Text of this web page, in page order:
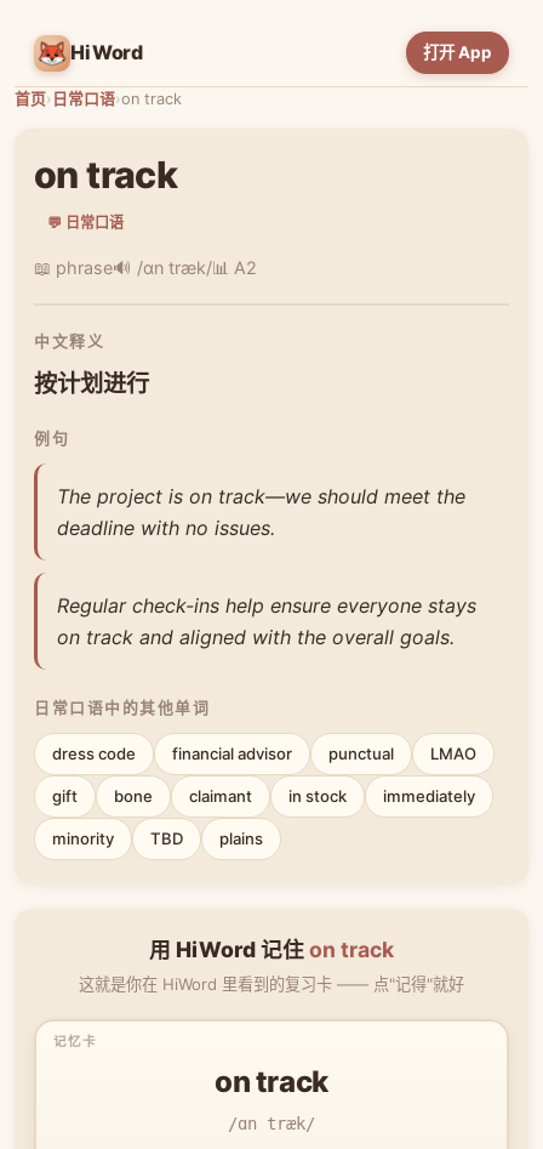
HiWord 打开 App
首页› 日常口语›on track
on track
💬 日常口语
📖 phrase🔊 /ɑn træk/📊 A2
中文释义
按计划进行
例句
The project is on track—we should meet the
deadline with no issues.
Regular check-ins help ensure everyone stays
on track and aligned with the overall goals.
日常口语中的其他单词
dress code financial advisor punctual LMAO
gift bone claimant in stock immediately
minority TBD plains
用 HiWord 记住on track
这就是你在 HiWord 里看到的复习卡 —— 点"记得"就好
on track
/ɑn træk/